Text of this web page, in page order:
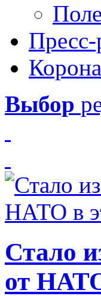
Выбор
Стало
от